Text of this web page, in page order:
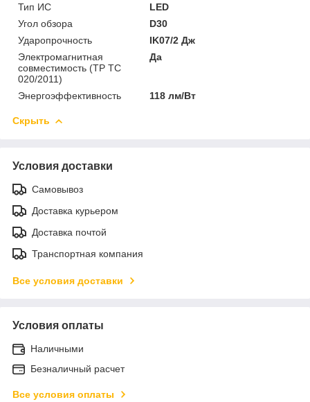
Тип ИС
LED
Угол обзора
D30
Ударопрочность
IK07/2 Дж
Электромагнитная
совместимость (ТР ТС
020/2011)
Да
Энергоэффективность 118 лм/Вт
Скрыть
Условия доставки
Самовывоз
Доставка курьером
Доставка почтой
Транспортная компания
Все условия доставки
Условия оплаты
Наличными
Безналичный расчет
Все условия оплаты